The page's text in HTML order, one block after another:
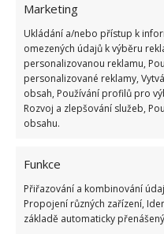
Marketing
Ukládání a/nebo přístup k
omezených údajů k výběru
personalizovanou reklamu,
personalizované reklamy,
obsah, Používání profilů pro
Rozvoj a zlepšování služeb,
obsahu.
Funkce
Přiřazování a kombinování
Propojení různých zařízení,
základě automaticky
bodů
6.5.2026
ŽHAVÉ NOVINKY
Proti myším
kočky.
špeku